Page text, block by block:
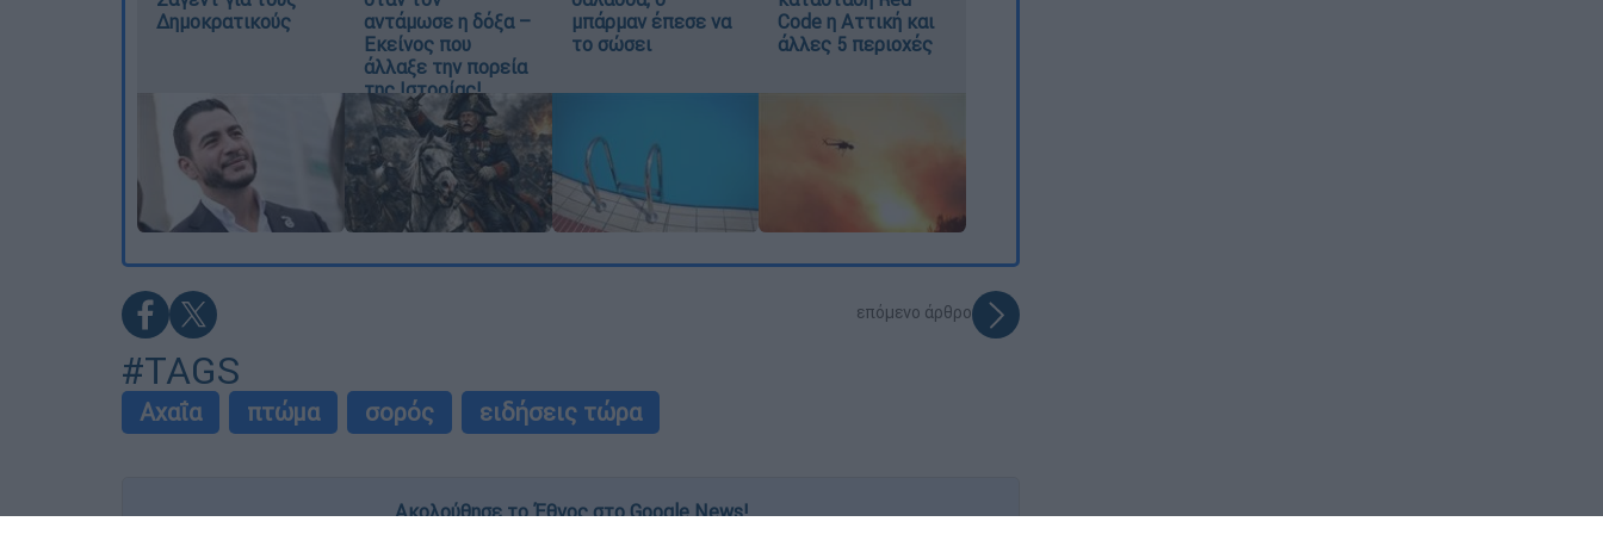
Δημοκρατικούς
αντάμωσε η δόξα –
Εκείνος που
άλλαξε την πορεία
της Ιστορίας!
μπάρμαν έπεσε να
το σώσει
Code η Αττική και
άλλες 5 περιοχές
επόμενο άρθρο
#TAGS
Αχαΐα πτώμα σορός ειδήσεις τώρα
Ακολούθησε το Έθνος στο Google News!